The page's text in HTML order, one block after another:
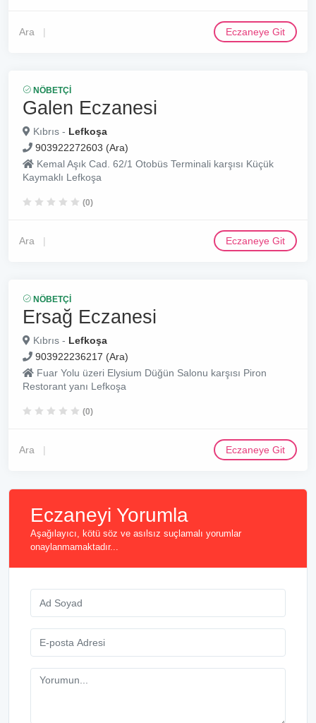
Ara Eczaneye Git
NÖBETÇI
Galen Eczanesi
Kıbrıs - Lefkoşa
903922272603 (Ara)
Kemal Aşık Cad. 62/1 Otobüs Terminali karşısı Küçük
Kaymaklı Lefkoşa
(0)
Ara Eczaneye Git
NÖBETÇI
Ersağ Eczanesi
Kıbrıs - Lefkoşa
903922236217 (Ara)
Fuar Yolu üzeri Elysium Düğün Salonu karşısı Piron
Restorant yanı Lefkoşa
(0)
Ara Eczaneye Git
Eczaneyi Yorumla
Aşağılayıcı, kötü söz ve asılsız suçlamalı yorumlar
onaylanmamaktadır...